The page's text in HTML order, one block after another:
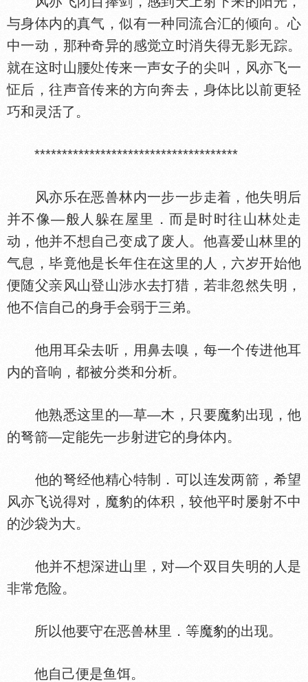
与身
内的真气，似有一种同流合汇的倾向。心
中一动，那种奇异的感觉立时消失得无影无踪。
就在这时山腰
传来一声女子的尖叫，风亦飞一
怔后，往声音传来的方向奔去，身
比以前更轻
巧和灵活了。
*************************************
风亦乐在恶兽林内一步一步走着，他失明后
并不像—般人躲在屋里．而是时时往山林
走
动，他并不想自己变成了废人。他喜爱山林里的
气息，毕竟他是长年住在这里的人，六岁开始他
便随父
风山登山涉
去打猎，若非忽然失明，
他不信自己的身手会弱于三弟。
他用耳朵去听，用鼻去嗅，每一个传进他耳
内的音响，都被分类和分析。
他熟悉这里的—草—木，只要魔豹出现，他
的弩箭—定能先一步射进它的身
内。
他的弩经他精心特制．可以连发两箭，希望
风亦飞说得对，魔豹的
积，较他平时屡射不中
的沙袋为大。
他并不想深进山里，对—个双目失明的人是
非常危险。
所以他要守在恶兽林里．等魔豹的出现。
他自己便是鱼饵。